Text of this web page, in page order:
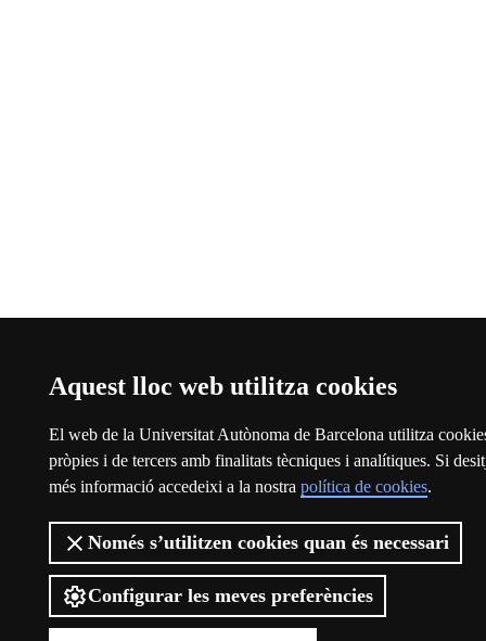
Aquest lloc web utilitza cookies
El web de la Universitat Autònoma de Barcelona utilitza
pròpies i de tercers amb finalitats tècniques i analítiques. Si
més informació accedeixi a la nostra política de cookies.
Només s’utilitzen cookies quan és necessari
Configurar les meves preferències